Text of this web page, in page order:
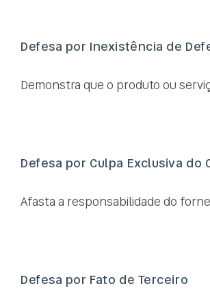
Defesa por Inexistência de
Demonstra que o produto ou
Defesa por Culpa Exclusiva do
Afasta a responsabilidade do
Defesa por Fato de Terceiro